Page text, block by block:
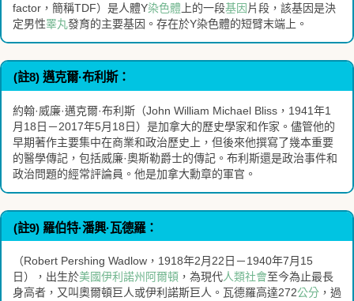
factor，簡稱TDF）是人體Y染色體 上的一段基因 片段，該基因是決
定男性睪丸發育的主要基因。存在於Y染色體的短臂末端上。
(註8) 邁克爾·布利斯：
約翰·威廉·邁克爾·布利斯（John William Michael Bliss，1941年1
月18日－2017年5月18日）是加拿大的歷史學家和作家。儘管他的
早期著作主要集中在商業和政治歷史上，但後來他撰寫了幾本重要
的醫學傳記，包括威廉·奧斯勒爵士的傳記。布利斯還是政治事件和
政治問題的經常評論員。他是加拿大勳章的軍官。
(註9) 羅伯特·潘興·瓦德羅：
（Robert Pershing Wadlow，1918年2月22日－1940年7月15
日），出生於美國伊利諾州 阿爾頓 ，為現代人類社會至今為止最長
身高者，又叫奧爾頓巨人或伊利諾斯巨人。瓦德羅高達272公分 ，過